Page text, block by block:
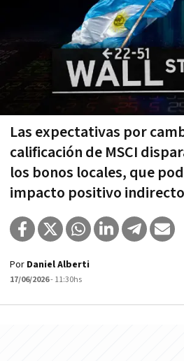
Las expectativas por
calificación de MSCI
los bonos locales, que
impacto positivo indirecto
Por Daniel Alberti
17/06/2026- 11:30hs